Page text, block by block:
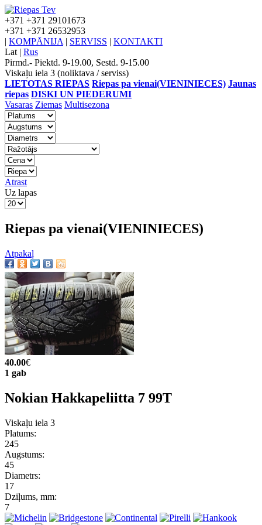
+371 +371 29101673
+371 +371 26532953
| KOMPĀNIJA | SERVISS | KONTAKTI
Lat | Rus
Pirmd.- Piektd. 9-19.00, Sestd. 9-15.00
Viskaļu iela 3 (noliktava / serviss)
LIETOTAS RIEPAS Riepas pa vienai(VIENINIECES) Jaunas
riepas DISKI UN PIEDERUMI
Vasaras Ziemas Multisezona
Atrast
Uz lapas
Riepas pa vienai(VIENINIECES)
Atpakaļ
40.00€
1 gab
Nokian Hakkapeliitta 7 99T
Viskaļu iela 3
Platums:
245
Augstums:
45
Diametrs:
17
Dziļums, mm:
7